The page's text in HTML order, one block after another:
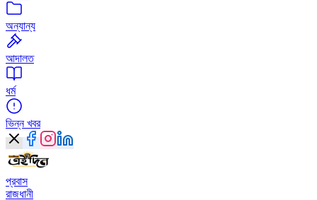
অন্যান্য
আদালত
ধর্ম
ভিন্ন খবর
প্রবাস
রাজধানী